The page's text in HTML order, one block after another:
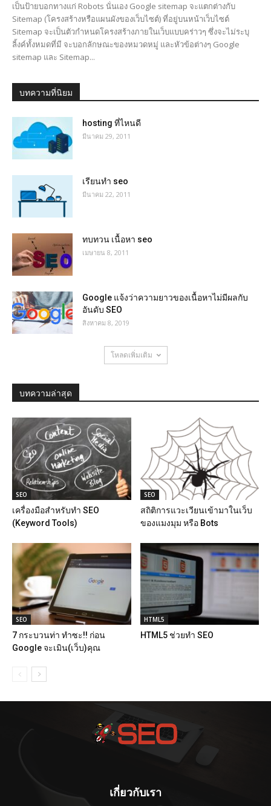
เป็นป้ายบอกทางแก่ Robots นั่นเอง Google sitemap จะแตกต่างกับ
Sitemap (โครงสร้างหรือแผนผังของเว็บไซต์) ที่อยู่บนหน้าเว็บไซต์
Sitemap จะเป็นตัวกำหนดโครงสร้างภายในเว็บแบบคร่าวๆ ซึ่งจะไม่ระบุ
ลิ้งค์ทั้งหมดที่มี จะบอกลักษณะของหมวดหมู่ และหัวข้อต่างๆ Google
sitemap และ Sitemap...
บทความที่นิยม
hosting ที่ไหนดี
มีนาคม 29, 2011
เรียนทำ seo
มีนาคม 22, 2011
ทบทวน เนื้อหา seo
เมษายน 8, 2011
Google แจ้งว่าความยาวของเนื้อหาไม่มีผลกับ
อันดับ SEO
สิงหาคม 8, 2019
โหลดเพิ่มเติม
บทความล่าสุด
SEO
เครื่องมือสำหรับทำ SEO
(Keyword Tools)
SEO
สถิติการแวะเวียนเข้ามาในเว็บ
ของแมงมุม หรือ Bots
SEO
7 กระบวนท่า ทำซะ!! ก่อน
Google จะเมิน(เว็บ)คุณ
HTML5
HTML5 ช่วยทำ SEO
เกี่ยวกับเรา